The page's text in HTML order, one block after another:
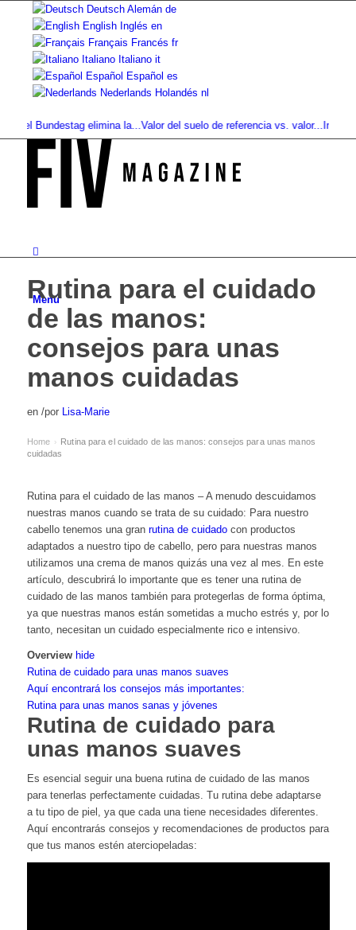
Deutsch Alemán de
English Inglés en
Français Francés fr
Italiano Italiano it
Español Español es
Nederlands Holandés nl
el Bundestag elimina la... Valor del suelo de referencia vs. valor...Infused
Menú
Rutina para el cuidado
de las manos:
consejos para unas
manos cuidadas
en /por Lisa-Marie
Home › Rutina para el cuidado de las manos: consejos para unas manos
cuidadas
Rutina para el cuidado de las manos – A menudo descuidamos
nuestras manos cuando se trata de su cuidado: Para nuestro
cabello tenemos una gran rutina de cuidadocon productos
adaptados a nuestro tipo de cabello, pero para nuestras manos
utilizamos una crema de manos quizás una vez al mes. En este
artículo, descubrirá lo importante que es tener una rutina de
cuidado de las manos también para protegerlas de forma óptima,
ya que nuestras manos están sometidas a mucho estrés y, por lo
tanto, necesitan un cuidado especialmente rico e intensivo.
Overview hide
Rutina de cuidado para unas manos suaves
Aquí encontrará los consejos más importantes:
Rutina para unas manos sanas y jóvenes
Rutina de cuidado para
unas manos suaves
Es esencial seguir una buena rutina de cuidado de las manos
para tenerlas perfectamente cuidadas. Tu rutina debe adaptarse
a tu tipo de piel, ya que cada una tiene necesidades diferentes.
Aquí encontrarás consejos y recomendaciones de productos para
que tus manos estén aterciopeladas: